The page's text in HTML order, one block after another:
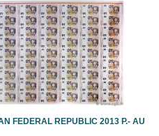
FEDERAL REPUBLIC 2013 P.- AU